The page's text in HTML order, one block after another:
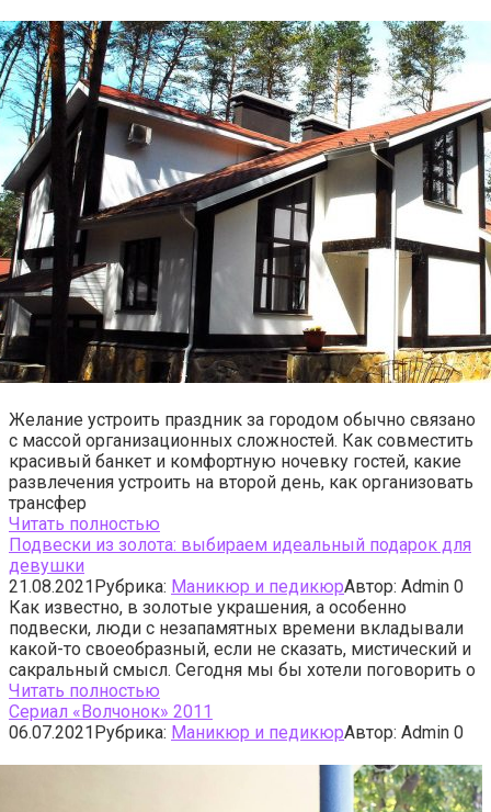
Желание устроить праздник за городом обычно связано
с массой организационных сложностей. Как совместить
красивый банкет и комфортную ночевку гостей, какие
развлечения устроить на второй день, как организовать
трансфер
Читать полностью
Подвески из золота: выбираем идеальный подарок для
девушки
21.08.2021Рубрика: Маникюр и педикюрАвтор: Admin 0
Как известно, в золотые украшения, а особенно
подвески, люди с незапамятных времени вкладывали
какой-то своеобразный, если не сказать, мистический и
сакральный смысл. Сегодня мы бы хотели поговорить о
Читать полностью
Сериал «Волчонок» 2011
06.07.2021Рубрика: Маникюр и педикюрАвтор: Admin 0